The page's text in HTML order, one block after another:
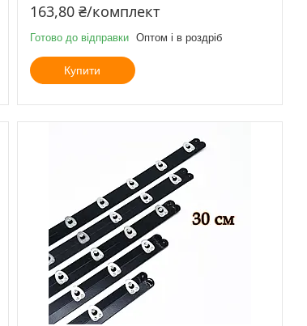
163,80 ₴/комплект
Готово до відправки Оптом і в роздріб
Купити